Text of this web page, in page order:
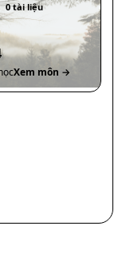
0tài liệu
Xem môn →